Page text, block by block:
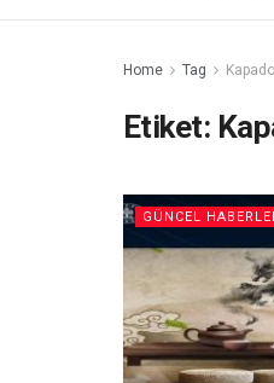
Home Tag
Etiket:
GÜNCEL